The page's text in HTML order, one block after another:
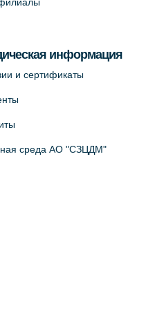
информация
и сертификаты
среда АО "СЗЦДМ"